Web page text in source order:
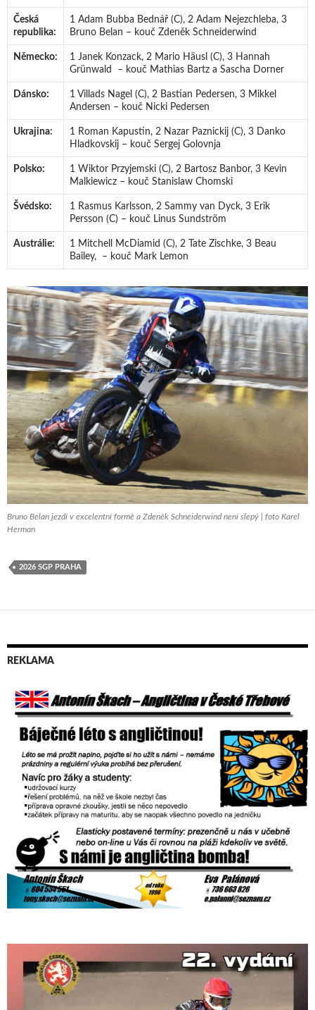
Česká
republika:
1 Adam Bubba Bednář (C), 2 Adam Nejezchleba, 3
Bruno Belan – kouč Zdeněk Schneiderwind
Německo:
1 Janek Konzack, 2 Mario Häusl (C), 3 Hannah
Grünwald – kouč Mathias Bartz a Sascha Dorner
Dánsko:
1 Villads Nagel (C), 2 Bastian Pedersen, 3 Mikkel
Andersen – kouč Nicki Pedersen
Ukrajina:
1 Roman Kapustin, 2 Nazar Paznickij (C), 3 Danko
Hladkovskij – kouč Sergej Golovnja
Polsko:
1 Wiktor Przyjemski (C), 2 Bartosz Banbor, 3 Kevin
Malkiewicz – kouč Stanislaw Chomski
Švédsko:
1 Rasmus Karlsson, 2 Sammy van Dyck, 3 Erik
Persson (C) – kouč Linus Sundström
Austrálie:
1 Mitchell McDiamid (C), 2 Tate Zischke, 3 Beau
Bailey, – kouč Mark Lemon
Bruno Belan jezdí v excelentní formě a Zdeněk Schneiderwind není slepý | foto Karel
Herman
2026 SGP PRAHA
REKLAMA